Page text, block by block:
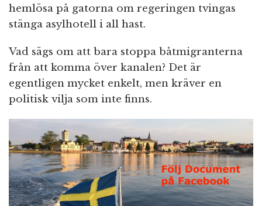
hemlösa på gatorna om regeringen tvingas
stänga asylhotell i all hast.
Vad sägs om att bara stoppa båtmigranterna
från att komma över kanalen? Det är
egentligen mycket enkelt, men kräver en
politisk vilja som inte finns.